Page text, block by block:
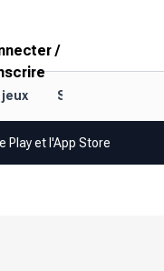
/
Style de vie et
Play et l'App Store